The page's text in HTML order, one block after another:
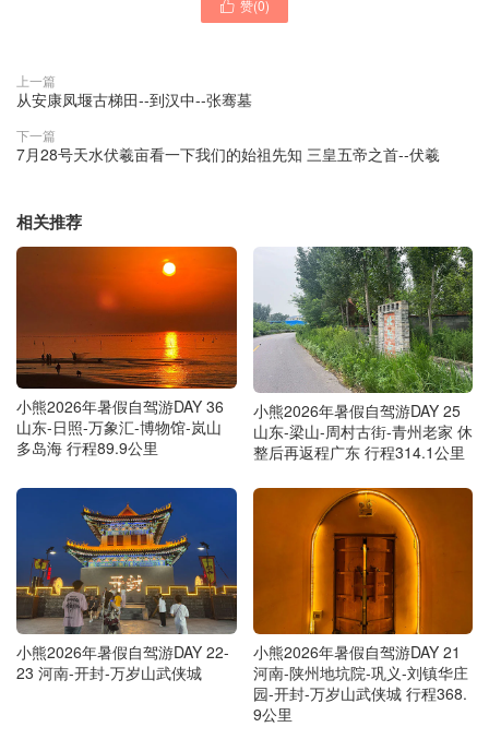
 赞(0)
上一篇
从安康凤堰古梯田--到汉中--张骞墓
下一篇
7月28号天水伏羲亩看一下我们的始祖先知 三皇五帝之首--伏羲
相关推荐
小熊2026年暑假自驾游DAY 36
山东-日照-万象汇-博物馆-岚山
多岛海 行程89.9公里
小熊2026年暑假自驾游DAY 25
山东-梁山-周村古街-青州老家 休
整后再返程广东 行程314.1公里
小熊2026年暑假自驾游DAY 22-
23 河南-开封-万岁山武侠城
小熊2026年暑假自驾游DAY 21
河南-陕州地坑院-巩义-刘镇华庄
园-开封-万岁山武侠城 行程368.
9公里